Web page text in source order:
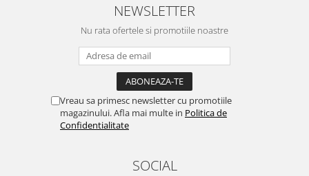
NEWSLETTER
Nu rata ofertele si promotiile noastre
Vreau sa primesc newsletter cu promotiile
magazinului. Afla mai multe in Politica de
Confidentialitate
SOCIAL